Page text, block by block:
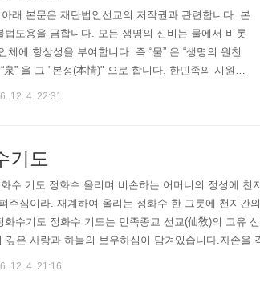
래 본문은 재단법인선교의 저작권과 관련합니다. 본
도용을 금합니다. 모든 생명의 신비는 물에서 비롯
에 항상성을 부여합니다. 즉 “물” 은 “생명의 원천
” 을 그 "본정(本情)" 으로 합니다. 한민족의 시원지
(泉)” 으로 산정(山頂)에 있는 샘물로는 세계 유일합
12. 4. 22:31
기도
수 기도 정화수 올리며 비손하는 어머니의 정성에 천
주심이라. 재계하여 올리는 정화수 한 그릇에 천지간
수기도 정화수 기도는 민족종교 선교(仙敎)의 고유
은 사랑과 하늘의 보우하심이 담겨있습니다.자손을
리시는 하늘의 마음과 같습니다.할머니께서 .. 어머니
12. 4. 21:16